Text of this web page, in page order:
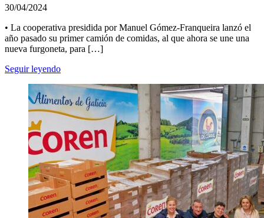
30/04/2024
• La cooperativa presidida por Manuel Gómez-Franqueira lanzó el
año pasado su primer camión de comidas, al que ahora se une una
nueva furgoneta, para […]
Seguir leyendo